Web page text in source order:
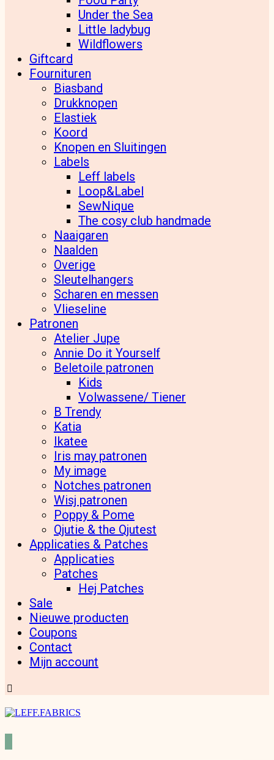
Under the Sea
Little ladybug
Wildflowers
Giftcard
Fournituren
Biasband
Drukknopen
Elastiek
Koord
Knopen en Sluitingen
Labels
Leff labels
Loop&Label
SewNique
The cosy club handmade
Naaigaren
Naalden
Overige
Sleutelhangers
Scharen en messen
Vlieseline
Patronen
Atelier Jupe
Annie Do it Yourself
Beletoile patronen
Kids
Volwassene/ Tiener
B Trendy
Katia
Ikatee
Iris may patronen
My image
Notches patronen
Wisj patronen
Poppy & Pome
Qjutie & the Qjutest
Applicaties & Patches
Applicaties
Patches
Hej Patches
Sale
Nieuwe producten
Coupons
Contact
Mijn account